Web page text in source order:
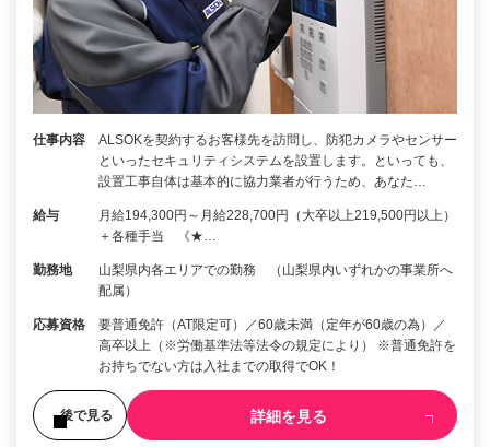
仕事内容
ALSOKを契約するお客様先を訪問し、防犯カメラやセンサー
といったセキュリティシステムを設置します。といっても、
設置工事自体は基本的に協力業者が行うため、あなた…
給与
月給194,300円～月給228,700円（大卒以上219,500円以上）
＋各種手当 《★…
勤務地
山梨県内各エリアでの勤務 （山梨県内いずれかの事業所へ
配属）
応募資格
要普通免許（AT限定可）／60歳未満（定年が60歳の為）／
高卒以上（※労働基準法等法令の規定により） ※普通免許を
お持ちでない方は入社までの取得でOK！
後で見る 詳細を見る